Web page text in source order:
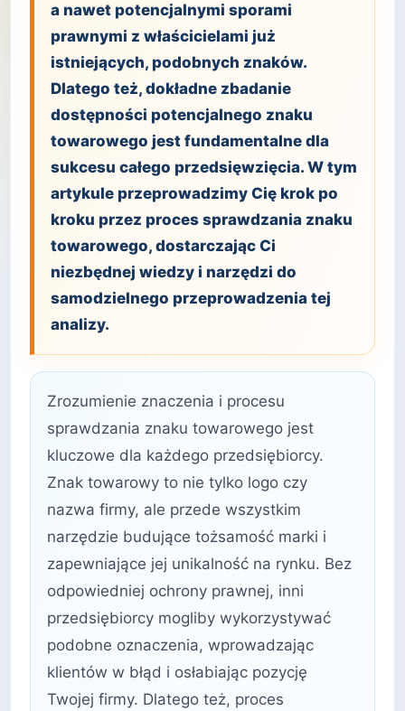
a nawet potencjalnymi sporami
prawnymi z właścicielami już
istniejących, podobnych znaków.
Dlatego też, dokładne zbadanie
dostępności potencjalnego znaku
towarowego jest fundamentalne dla
sukcesu całego przedsięwzięcia. W tym
artykule przeprowadzimy Cię krok po
kroku przez proces sprawdzania znaku
towarowego, dostarczając Ci
niezbędnej wiedzy i narzędzi do
samodzielnego przeprowadzenia tej
analizy.
Zrozumienie znaczenia i procesu
sprawdzania znaku towarowego jest
kluczowe dla każdego przedsiębiorcy.
Znak towarowy to nie tylko logo czy
nazwa firmy, ale przede wszystkim
narzędzie budujące tożsamość marki i
zapewniające jej unikalność na rynku. Bez
odpowiedniej ochrony prawnej, inni
przedsiębiorcy mogliby wykorzystywać
podobne oznaczenia, wprowadzając
klientów w błąd i osłabiając pozycję
Twojej firmy. Dlatego też, proces